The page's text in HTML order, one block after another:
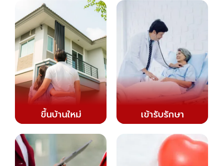
ขึ้นบ้านใหม่ เข้ารับรักษา